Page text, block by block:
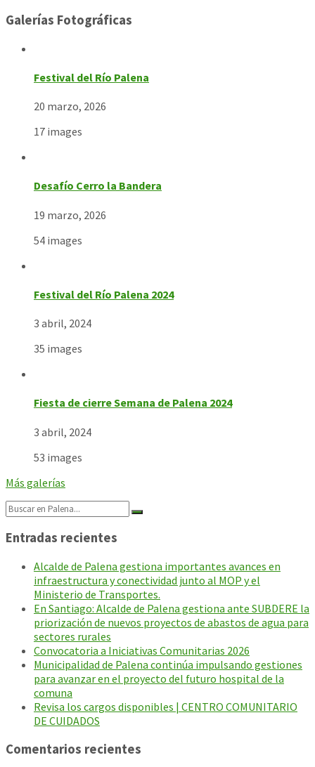
Galerías Fotográficas
Festival del Río Palena
20 marzo, 2026
17 images
Desafío Cerro la Bandera
19 marzo, 2026
54 images
Festival del Río Palena 2024
3 abril, 2024
35 images
Fiesta de cierre Semana de Palena 2024
3 abril, 2024
53 images
Más galerías
Search:
Entradas recientes
Alcalde de Palena gestiona importantes avances en
infraestructura y conectividad junto al MOP y el
Ministerio de Transportes.
En Santiago: Alcalde de Palena gestiona ante SUBDERE la
priorización de nuevos proyectos de abastos de agua para
sectores rurales
Convocatoria a Iniciativas Comunitarias 2026
Municipalidad de Palena continúa impulsando gestiones
para avanzar en el proyecto del futuro hospital de la
comuna
Revisa los cargos disponibles | CENTRO COMUNITARIO
DE CUIDADOS
Comentarios recientes